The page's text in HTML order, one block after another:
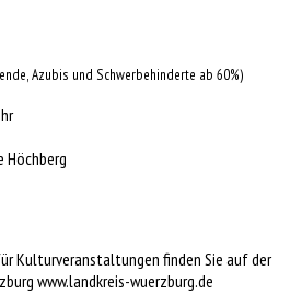
Azubis und Schwerbehinderte ab 60%)
Höchberg
Kulturveranstaltungen finden Sie auf der
www.landkreis-wuerzburg.de